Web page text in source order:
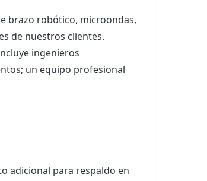
brazo robótico, microondas,
de nuestros clientes.
ingenieros
un equipo profesional
adicional para respaldo en